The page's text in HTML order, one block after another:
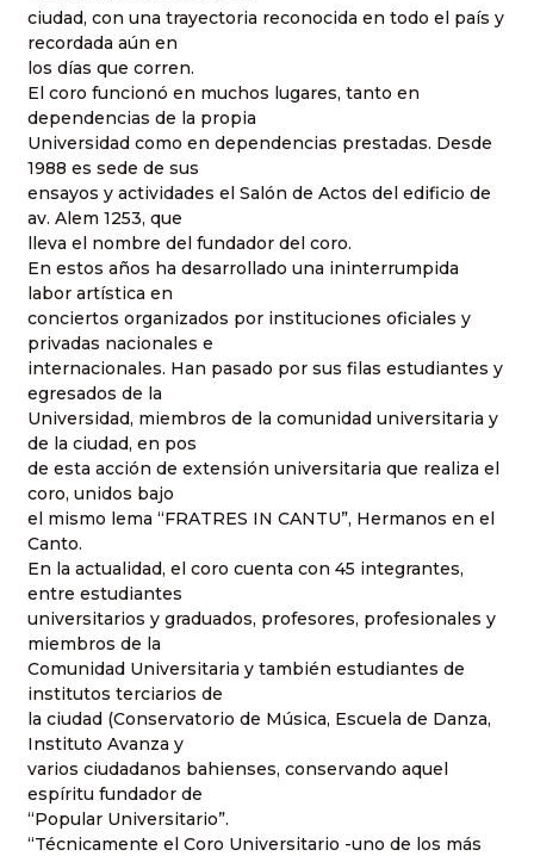
ciudad, con una trayectoria reconocida en todo el país y
recordada aún en
los días que corren.
El coro funcionó en muchos lugares, tanto en
dependencias de la propia
Universidad como en dependencias prestadas. Desde
1988 es sede de sus
ensayos y actividades el Salón de Actos del edificio de
av. Alem 1253, que
lleva el nombre del fundador del coro.
En estos años ha desarrollado una ininterrumpida
labor artística en
conciertos organizados por instituciones oficiales y
privadas nacionales e
internacionales. Han pasado por sus filas estudiantes y
egresados de la
Universidad, miembros de la comunidad universitaria y
de la ciudad, en pos
de esta acción de extensión universitaria que realiza el
coro, unidos bajo
el mismo lema “FRATRES IN CANTU”, Hermanos en el
Canto.
En la actualidad, el coro cuenta con 45 integrantes,
entre estudiantes
universitarios y graduados, profesores, profesionales y
miembros de la
Comunidad Universitaria y también estudiantes de
institutos terciarios de
la ciudad (Conservatorio de Música, Escuela de Danza,
Instituto Avanza y
varios ciudadanos bahienses, conservando aquel
espíritu fundador de
“Popular Universitario”.
“Técnicamente el Coro Universitario -uno de los más